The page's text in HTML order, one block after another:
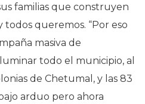
familias que construyen
queremos. “Por eso
masiva de
todo el municipio, al
de Chetumal, y las 83
arduo pero ahora